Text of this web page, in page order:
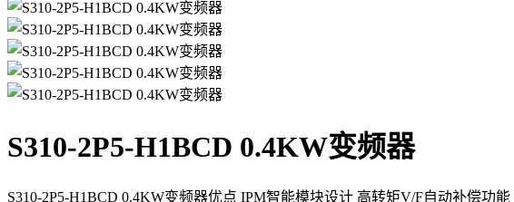
S310-2P5-H1BCD 0.4KW变频器
S310-2P5-H1BCD 0.4KW变频器优点 IPM智能模块设计 高转矩V/F自动补偿